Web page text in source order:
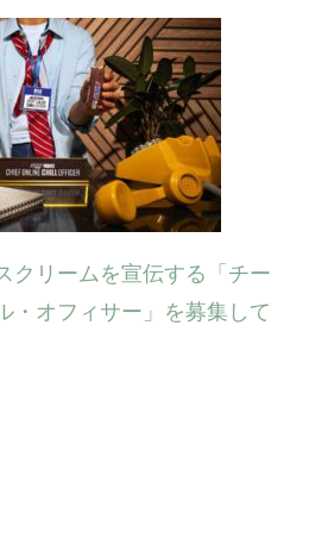
クリームを宣伝する「チー
・オフィサー」を募集して